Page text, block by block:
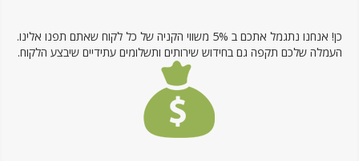
כן! אנחנו נתגמל אתכם ב 5% משווי הקניה של כל לקוח שאתם תפנו אלינו.
העמלה שלכם תקפה גם בחידוש שירותים ותשלומים עתידיים שיבצע הלקוח.